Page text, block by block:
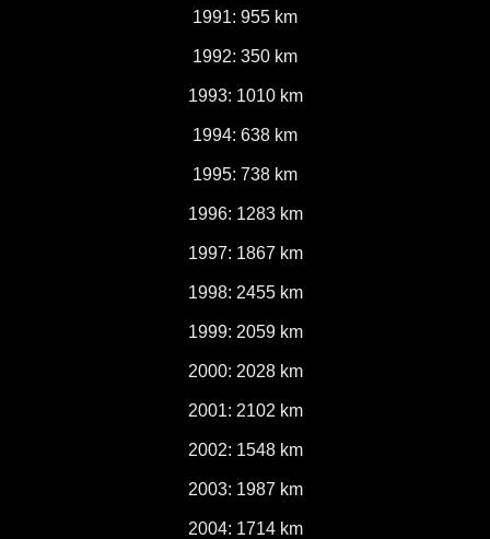
1991: 955 km
1992: 350 km
1993: 1010 km
1994: 638 km
1995: 738 km
1996: 1283 km
1997: 1867 km
1998: 2455 km
1999: 2059 km
2000: 2028 km
2001: 2102 km
2002: 1548 km
2003: 1987 km
2004: 1714 km